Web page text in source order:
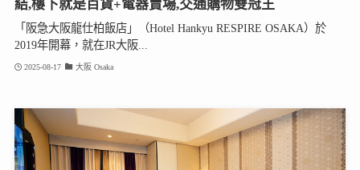
結,樓下就是百貨+電器賣場,交通購物雙冠王
「阪急大阪龍仕柏飯店」（Hotel Hankyu RESPIRE OSAKA）於
2019年開幕，就在JR大阪...
2025-08-17 大阪 Osaka